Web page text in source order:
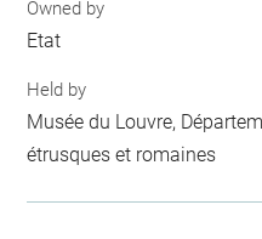
Owned by
Etat
Held by
Musée du Louvre,
étrusques et romaines